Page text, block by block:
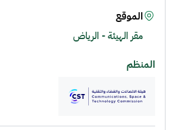
الموقع
مقر الهيئة - الرياض
المنظم